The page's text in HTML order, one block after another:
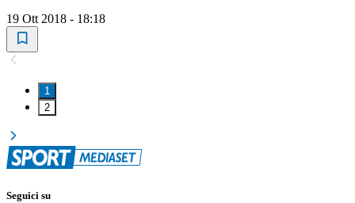
19 Ott 2018 - 18:18
1
2
Seguici su